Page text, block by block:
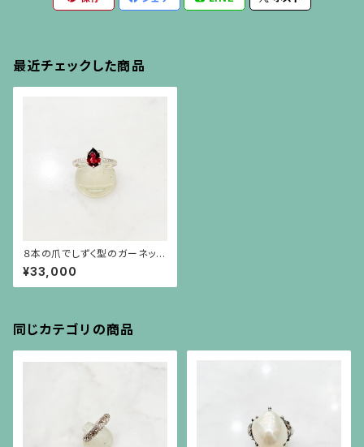
最近チェックした商品
８本の爪でしずく型のガーネット
（1.4ct）を留めた彫りの施され
た細い腕のシルバーリング
¥33,000
同じカテゴリの商品